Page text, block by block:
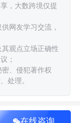
，大数跨境仅提
网友学习交流，
观点立场正确性
；
、侵犯著作权
处理。